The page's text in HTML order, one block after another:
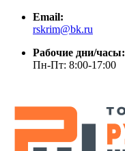
Email:
rskrim@bk.ru
Рабочие дни/часы:
Пн-Пт: 8:00-17:00